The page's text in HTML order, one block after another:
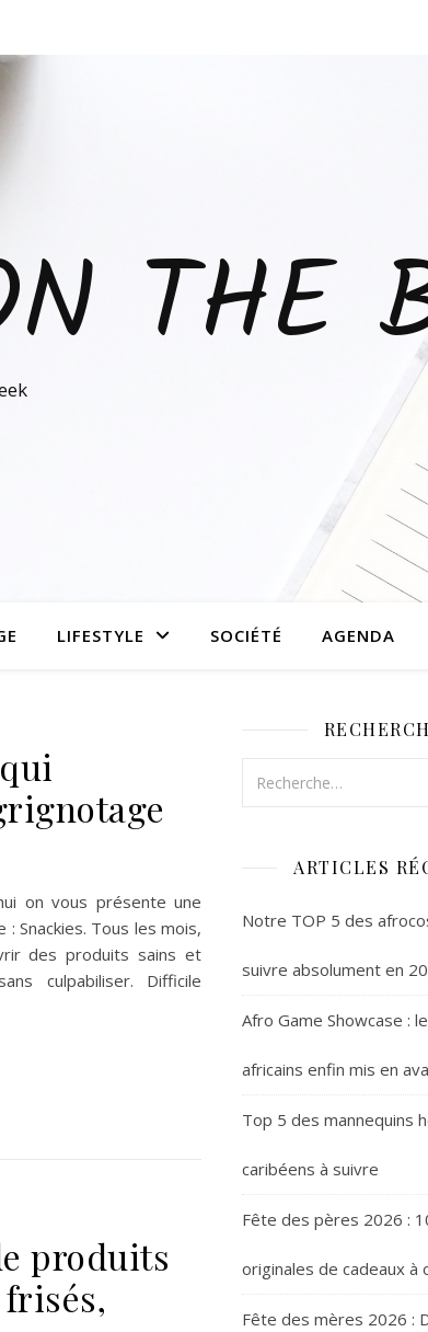
THE
LIFESTYLE SOCIÉTÉ AGENDA
on vous présente une
Snackies. Tous les mois,
des produits sains et
culpabiliser. Difficile
produits
ARTICLES
Notre TOP 5 des
suivre absolument en
Afro Game Showcase :
africains enfin mis en
Top 5 des mannequins
caribéens à suivre
Fête des pères 2026 :
originales de cadeaux à
Fête des mères 2026 :